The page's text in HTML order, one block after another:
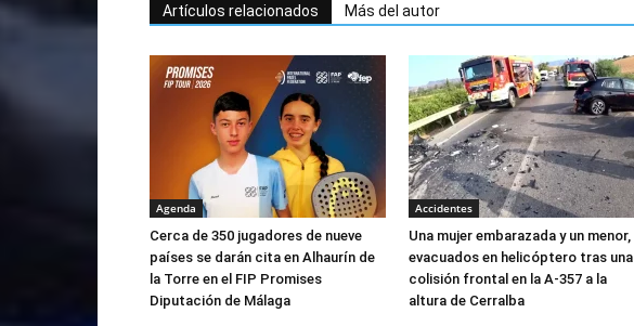
Artículos relacionados Más del autor
Agenda
Cerca de 350 jugadores de nueve
países se darán cita en Alhaurín de
la Torre en el FIP Promises
Diputación de Málaga
Accidentes
Una mujer embarazada y un menor,
evacuados en helicóptero tras una
colisión frontal en la A-357 a la
altura de Cerralba